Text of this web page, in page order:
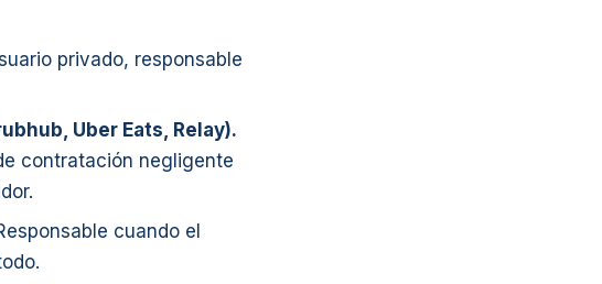
privado, responsable
Uber Eats, Relay).
contratación negligente
cuando el